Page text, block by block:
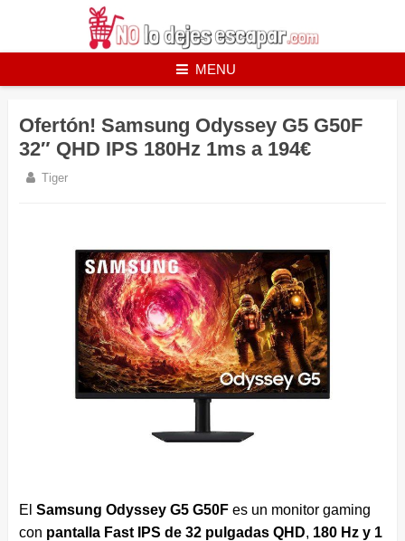
MENU
Ofertón! Samsung Odyssey G5 G50F
32″ QHD IPS 180Hz 1ms a 194€
Tiger
El Samsung Odyssey G5 G50Fes un monitor gaming
con pantalla Fast IPS de 32 pulgadas QHD, 180 Hz y 1